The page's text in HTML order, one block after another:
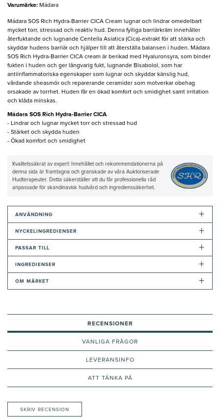
Varumärke: Mádara
​Mádara SOS Rich Hydra-Barrier CICA Cream lugnar och lindrar omedelbart
mycket torr, stressad och reaktiv hud. Denna fylliga barriärkräm innehåller
återfuktande och lugnande Centella Asiatica (Cica)-extrakt för att stärka och
skyddar hudens barriär och hjälper till att återställa balansen i huden. Mádara
SOS Rich Hydra-Barrier CICA cream är berikad med Hyaluronsyra, som binder
fukten i huden och ger långvarig fukt, lugnande Bisabolol, som har
antiinflammatoriska egenskaper som lugnar och skyddar känslig hud,
vårdande sheasmör och reparerande ceramider som motverkar obehag
orsakade av torrhet. Huden får en ökad komfort och smidighet samt irritation
och klåda minskas.
Mádara SOS Rich Hydra-Barrier CICA
- Lindrar och lugnar mycket torr och stressad hud
- Stärket och skydda huden
- Ökad komfort och smidighet
Kvalitetssäkrat av expert: Innehållet och rekommendationerna på
denna sida är framtagna och granskade av våra Auktoriserade
Hudterapeuter. Detta säkerställer att du får professionella råd
anpassade för skandinavisk hudvård och ingredienssäkerhet.
ANVÄNDNING +
NYCKELINGREDIENSER +
PASSAR TILL +
INGREDIENSER +
OM MÄRKET +
RECENSIONER
VANLIGA FRÅGOR
LEVERANSINFO
ATT TÄNKA PÅ
SKRIV RECENSION